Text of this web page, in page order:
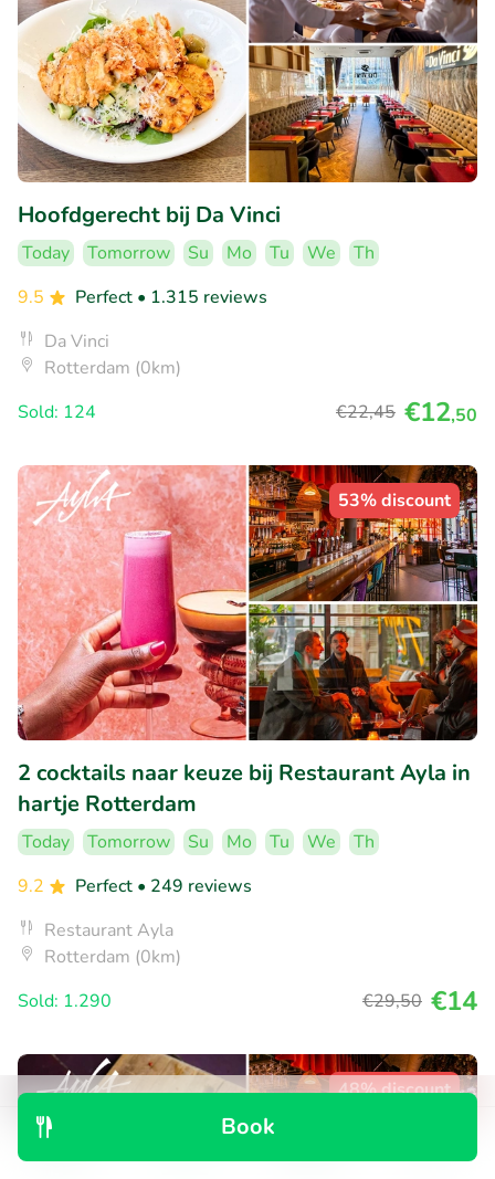
Book
Hoofdgerecht bij Da Vinci
Today Tomorrow Su Mo Tu We
Th
9.5
Perfect • 1.315 reviews
Da Vinci
Rotterdam (0km)
Sold: 124
€22,45 €12,50
53% discount
2 cocktails naar keuze bij Restaurant Ayla in
hartje Rotterdam
Today Tomorrow Su Mo Tu We
Th
9.2
Perfect • 249 reviews
Restaurant Ayla
Rotterdam (0km)
Sold: 1.290
€29,50 €14
48% discount